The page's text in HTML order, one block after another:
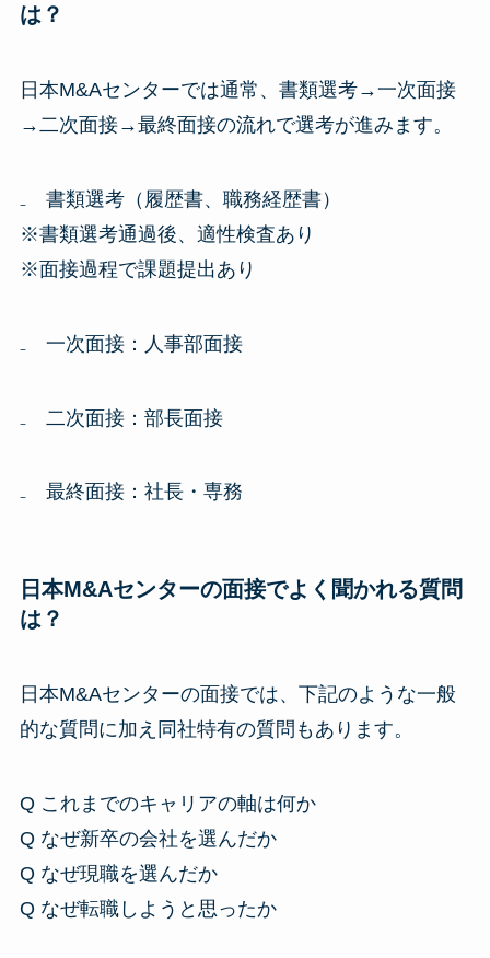
は？
日本M&Aセンターでは通常、書類選考→一次面接
→二次面接→最終面接の流れで選考が進みます。
₋ 書類選考（履歴書、職務経歴書）
※書類選考通過後、適性検査あり
※面接過程で課題提出あり
₋ 一次面接：人事部面接
₋ 二次面接：部長面接
₋ 最終面接：社長・専務
日本M&Aセンターの面接でよく聞かれる質問
は？
日本M&Aセンターの面接では、下記のような一般
的な質問に加え同社特有の質問もあります。
Q これまでのキャリアの軸は何か
Q なぜ新卒の会社を選んだか
Q なぜ現職を選んだか
Q なぜ転職しようと思ったか